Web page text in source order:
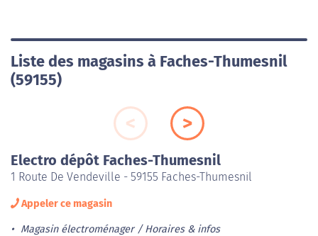
Liste des magasins à Faches-Thumesnil
(59155)
Electro dépôt Faches-Thumesnil
1 Route De Vendeville - 59155 Faches-Thumesnil
Appeler ce magasin
Magasin électroménager Horaires & infos